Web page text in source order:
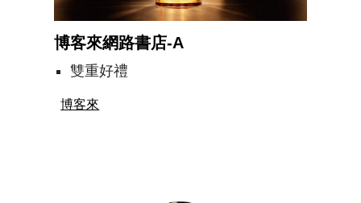
博客來網路書店-A
雙重好禮
博客來